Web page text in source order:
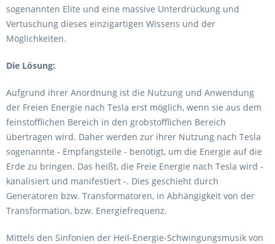
sogenannten Elite und eine massive Unterdrückung und
Vertuschung dieses einzigartigen Wissens und der
Möglichkeiten.
Die Lösung:
Aufgrund ihrer Anordnung ist die Nutzung und Anwendung
der Freien Energie nach Tesla erst möglich, wenn sie aus dem
feinstofflichen Bereich in den grobstofflichen Bereich
übertragen wird. Daher werden zur ihrer Nutzung nach Tesla
sogenannte - Empfangsteile - benötigt, um die Energie auf die
Erde zu bringen. Das heißt, die Freie Energie nach Tesla wird -
kanalisiert und manifestiert -. Dies geschieht durch
Generatoren bzw. Transformatoren, in Abhängigkeit von der
Transformation, bzw. Energiefrequenz.
Mittels den Sinfonien der Heil-Energie-Schwingungsmusik von